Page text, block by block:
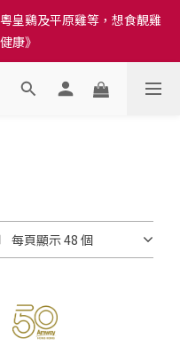
域 - 然後當填寫地址時, 請
誤會影響前往結帳
皇鷄及平原雞等，想食靚雞
康》
域 - 然後當填寫地址時, 請
每頁顯示 48 個